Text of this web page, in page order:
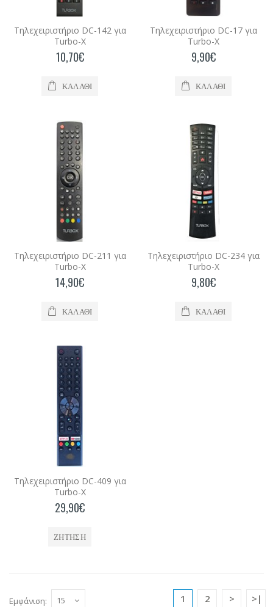
Τηλεχειριστήριο DC-234 για Turbo-X
Τηλεχειριστήριο DC-234 για Turbo-X..
9,80€
Τηλεχειριστήριο DC-409 για Turbo-X
Τηλεχειριστήριο DC-409 για Turbo-X..
29,90€
ΖΗΤΗΣΗ
Τηλεχειριστήριο DC-142 για
Turbo-X
10,70€
ΚΑΛΆΘΙ
Τηλεχειριστήριο DC-17 για
Turbo-X
9,90€
ΚΑΛΆΘΙ
Τηλεχειριστήριο DC-211 για
Turbo-X
14,90€
ΚΑΛΆΘΙ
Τηλεχειριστήριο DC-234 για
Turbo-X
9,80€
ΚΑΛΆΘΙ
Τηλεχειριστήριο DC-409 για
Turbo-X
29,90€
ΖΗΤΗΣΗ
Εμφάνιση: 1 2 > >|